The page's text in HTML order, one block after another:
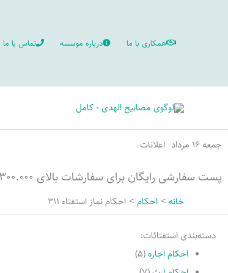
همکاری با ما درباره موسسه تماس با ما
جمعه ۱۶ مرداد اعلانات
پست سفارشی رایگان برای سفارشات بالای ۳۰۰.۰۰۰ تومان
خانه احکام احكام نماز استفتاء 311
دسته‌بندی استفتائات:
احکام اجاره(۵)